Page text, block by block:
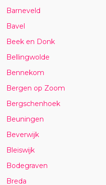
Barneveld
Bavel
Beek en Donk
Bellingwolde
Bennekom
Bergen op Zoom
Bergschenhoek
Beuningen
Beverwijk
Bleiswijk
Bodegraven
Breda